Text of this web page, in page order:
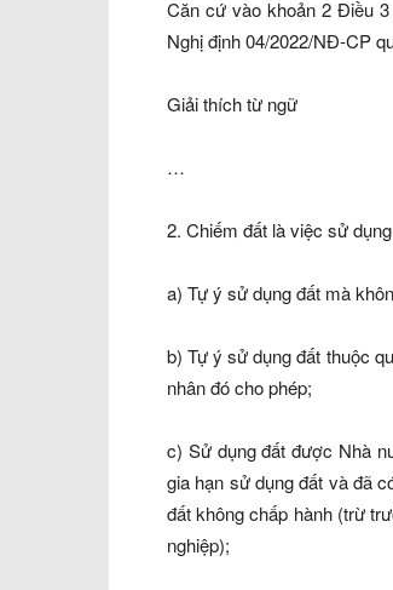
Căn cứ vào khoản 2 Điều
Nghị định 04/2022/NĐ-CP
Giải thích từ ngữ
…
2. Chiếm đất là việc sử
a) Tự ý sử dụng đất mà
b) Tự ý sử dụng đất thuộc
nhân đó cho phép;
c) Sử dụng đất được Nhà
gia hạn sử dụng đất và đã
đất không chấp hành (trừ
nghiệp);